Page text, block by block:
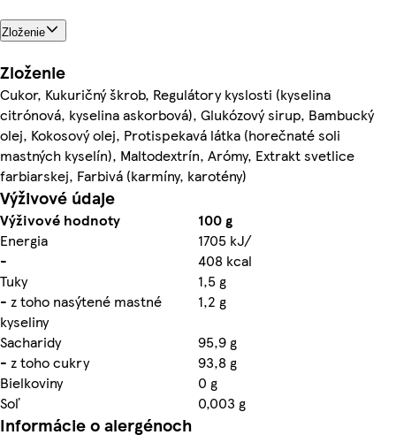
Zloženie
Zloženie
Cukor, Kukuričný škrob, Regulátory kyslosti (kyselina
citrónová, kyselina askorbová), Glukózový sirup, Bambucký
olej, Kokosový olej, Protispekavá látka (horečnaté soli
mastných kyselín), Maltodextrín, Arómy, Extrakt svetlice
farbiarskej, Farbivá (karmíny, karotény)
Výživové údaje
Výživové hodnoty
100 g
Energia
1705 kJ/
-
408 kcal
Tuky
1,5 g
- z toho nasýtené mastné
kyseliny
1,2 g
Sacharidy
95,9 g
- z toho cukry
93,8 g
Bielkoviny
0 g
Soľ
0,003 g
Informácie o alergénoch